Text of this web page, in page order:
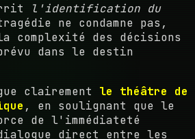
l'identification du
ne condamne pas,
complexité des décisions
dans le destin
clairement le théâtre de
, en soulignant que le
de l'immédiateté
direct entre les